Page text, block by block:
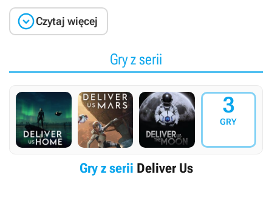
Czytaj więcej
Gry z serii
3
GRY
Gry z serii Deliver Us